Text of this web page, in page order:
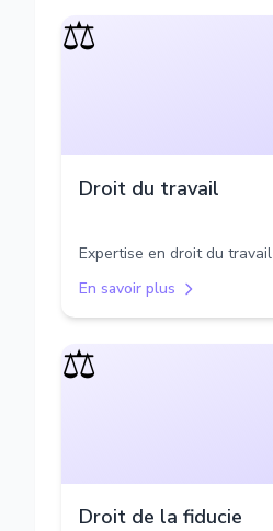
⚖️
Droit du travail
Expertise en droit du travail
En savoir plus
⚖️
Droit de la fiducie